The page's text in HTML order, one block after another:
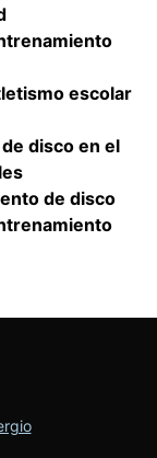
escolar
disco en el
de disco